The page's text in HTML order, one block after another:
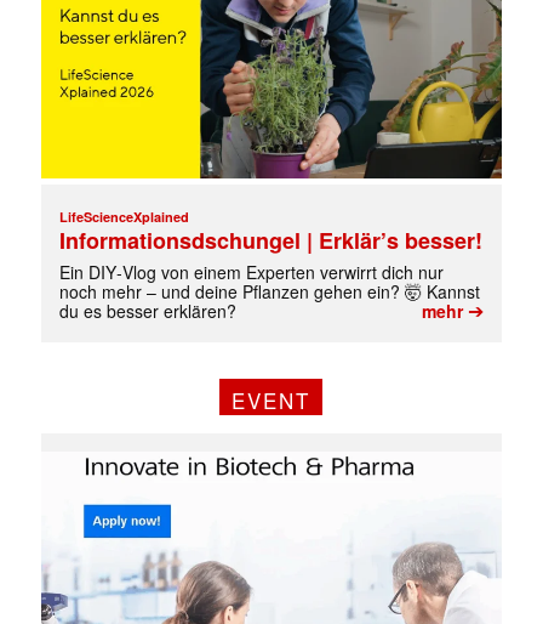
LifeScienceXplained
Informationsdschungel | Erklär’s besser!
Ein DIY‑Vlog von einem Experten verwirrt dich nur
noch mehr – und deine Pflanzen gehen ein? 🤯 Kannst
du es besser erklären?
mehr➔
EVENT